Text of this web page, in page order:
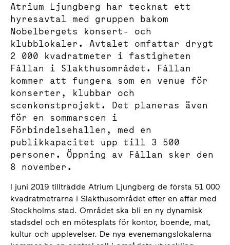
Atrium Ljungberg har tecknat ett
hyresavtal med gruppen bakom
Nobelbergets konsert- och
klubblokaler. Avtalet omfattar drygt
2 000 kvadratmeter i fastigheten
Fållan i Slakthusområdet. Fållan
kommer att fungera som en venue för
konserter, klubbar och
scenkonstprojekt. Det planeras även
för en sommarscen i
Förbindelsehallen, med en
publikkapacitet upp till 3 500
personer. Öppning av Fållan sker den
8 november.
I juni 2019 tillträdde Atrium Ljungberg de första 51 000
kvadratmetrarna i Slakthusområdet efter en affär med
Stockholms stad. Området ska bli en ny dynamisk
stadsdel och en mötesplats för kontor, boende, mat,
kultur och upplevelser. De nya evenemangslokalerna